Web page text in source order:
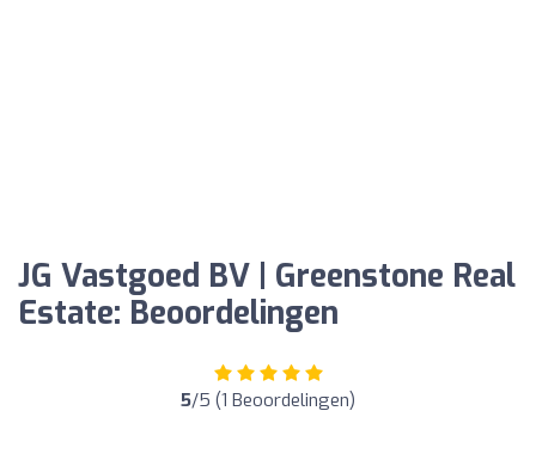
JG Vastgoed BV | Greenstone Real
Estate: Beoordelingen
5/5 (1 Beoordelingen)